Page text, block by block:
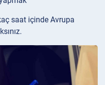
saat içinde Avrupa